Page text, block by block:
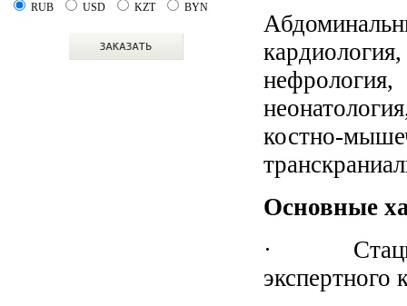
RUB USD KZT BYN
костно-
Основные
·
экспертного